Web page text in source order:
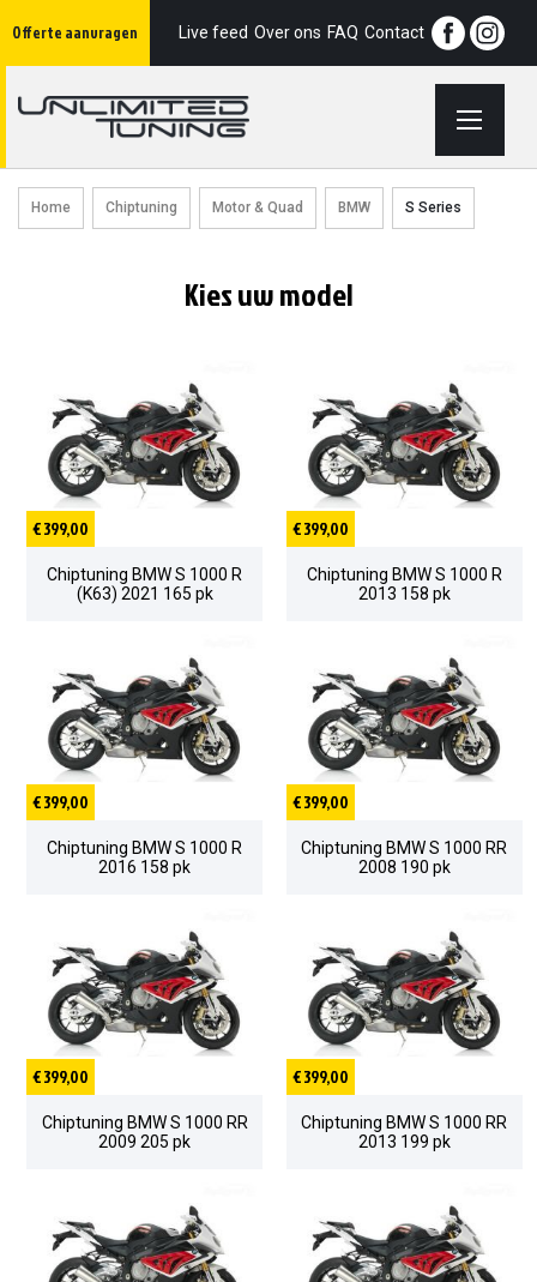
Offerte aanvragen
naarLive feed Over ons FAQ Contact
Home Chiptuning Motor & Quad BMW S Series
Kies uw model
€ 399,00
Chiptuning BMW S 1000 R
(K63) 2021 165 pk
€ 399,00
Chiptuning BMW S 1000 R
2013 158 pk
€ 399,00
Chiptuning BMW S 1000 R
2016 158 pk
€ 399,00
Chiptuning BMW S 1000 RR
2008 190 pk
€ 399,00
Chiptuning BMW S 1000 RR
2009 205 pk
€ 399,00
Chiptuning BMW S 1000 RR
2013 199 pk